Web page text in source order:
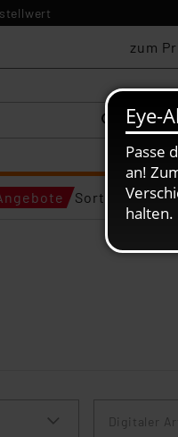
zum
Sortiments-
Digitaler